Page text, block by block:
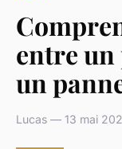
entre un
un
Lucas — 13 mai